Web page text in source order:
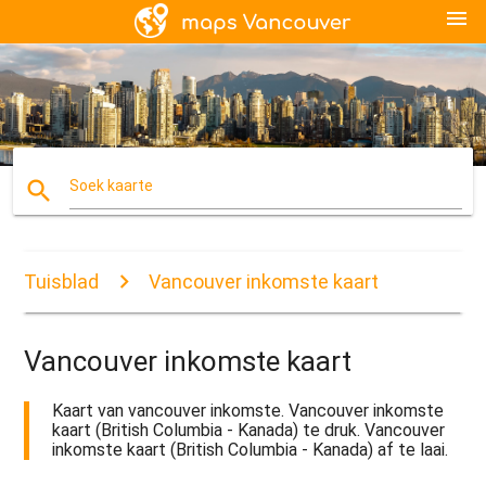
menu
search Soek kaarte
Tuisblad Vancouver inkomste kaart
Vancouver inkomste kaart
Kaart van vancouver inkomste. Vancouver inkomste
kaart (British Columbia - Kanada) te druk. Vancouver
inkomste kaart (British Columbia - Kanada) af te laai.